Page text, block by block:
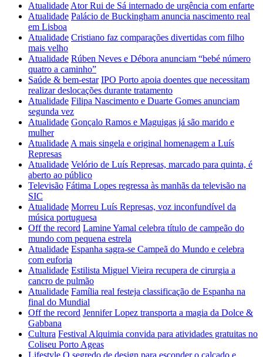
Atualidade Ator Rui de Sá internado de urgência com enfarte
Atualidade Palácio de Buckingham anuncia nascimento real
em Lisboa
Atualidade Cristiano faz comparações divertidas com filho
mais velho
Atualidade Rúben Neves e Débora anunciam “bebé número
quatro a caminho”
Saúde & bem-estar IPO Porto apoia doentes que necessitam
realizar deslocações durante tratamento
Atualidade Filipa Nascimento e Duarte Gomes anunciam
segunda vez
Atualidade Gonçalo Ramos e Maguigas já são marido e
mulher
Atualidade A mais singela e original homenagem a Luís
Represas
Atualidade Velório de Luís Represas, marcado para quinta, é
aberto ao público
Televisão Fátima Lopes regressa às manhãs da televisão na
SIC
Atualidade Morreu Luís Represas, voz inconfundível da
música portuguesa
Off the record Lamine Yamal celebra título de campeão do
mundo com pequena estrela
Atualidade Espanha sagra-se Campeã do Mundo e celebra
com euforia
Atualidade Estilista Miguel Vieira recupera de cirurgia a
cancro de pulmão
Atualidade Família real festeja classificação de Espanha na
final do Mundial
Off the record Jennifer Lopez transporta a magia da Dolce &
Gabbana
Cultura Festival Alquimia convida para atividades gratuitas no
Coliseu Porto Ageas
Lifestyle O segredo de design para esconder o calçado e